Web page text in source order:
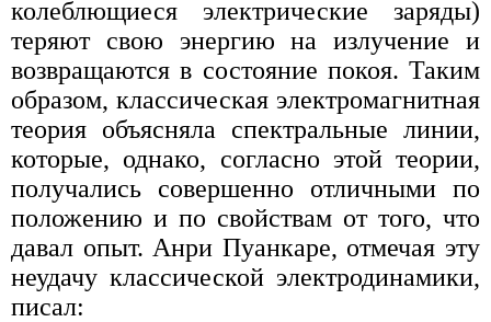
колеблющиеся электрические заряды)
теряют свою энергию на излучение и
возвращаются в состояние покоя. Таким
образом, классическая электромагнитная
теория объясняла спектральные линии,
которые, однако, согласно этой теории,
получались совершенно отличными по
положению и по свойствам от того, что
давал опыт. Анри Пуанкаре, отмечая эту
неудачу классической электродинамики,
писал: